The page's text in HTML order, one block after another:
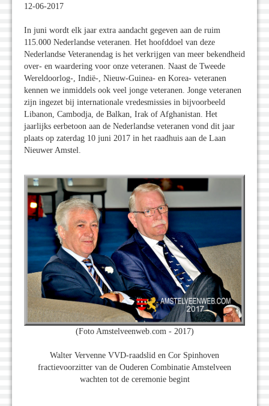
12-06-2017
In juni wordt elk jaar extra aandacht gegeven aan de ruim
115.000 Nederlandse veteranen. Het hoofddoel van deze
Nederlandse Veteranendag is het verkrijgen van meer bekendheid
over- en waardering voor onze veteranen. Naast de Tweede
Wereldoorlog-, Indië-, Nieuw-Guinea- en Korea- veteranen
kennen we inmiddels ook veel jonge veteranen. Jonge veteranen
zijn ingezet bij internationale vredesmissies in bijvoorbeeld
Libanon, Cambodja, de Balkan, Irak of Afghanistan. Het
jaarlijks eerbetoon aan de Nederlandse veteranen vond dit jaar
plaats op zaterdag 10 juni 2017 in het raadhuis aan de Laan
Nieuwer Amstel.
(Foto Amstelveenweb.com - 2017)
Walter Vervenne VVD-raadslid en Cor Spinhoven
fractievoorzitter van de Ouderen Combinatie Amstelveen
wachten tot de ceremonie begint